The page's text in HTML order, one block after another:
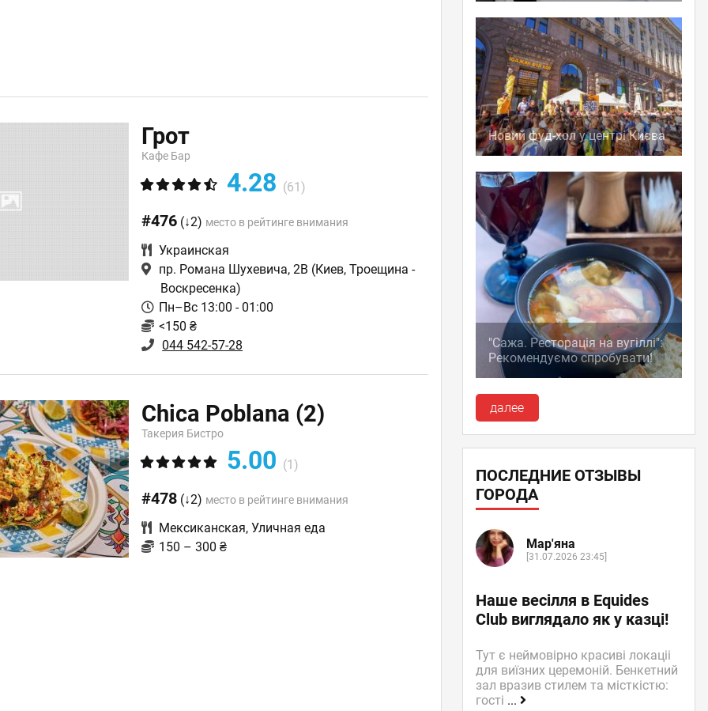
Грот
Кафе Бар
4.28 (61)
#476 (↓2) место в рейтинге внимания
Украинская
пр. Романа Шухевича, 2В (Киев, Троещина -
Воскресенка)
Пн–Вс 13:00 - 01:00
<150 ₴
044 542-57-28
Chica Poblana (2)
Такерия Бистро
5.00 (1)
#478 (↓2) место в рейтинге внимания
Мексиканская,Уличная еда
150 – 300 ₴
Новий фуд-хол у центрі Києва
"Сажа. Ресторація на вугіллі":
Рекомендуємо спробувати!
далее
ПОСЛЕДНИЕ ОТЗЫВЫ
ГОРОДА
Мар'яна
[31.07.2026 23:45]
Наше весілля в Equides
Club виглядало як у казці!
Тут є неймовірно красиві локаціі
для виїзних церемоній. Бенкетний
зал вразив стилем та місткістю:
гості ...